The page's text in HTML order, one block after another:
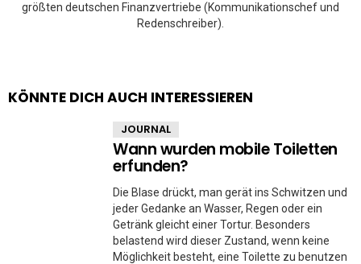
größten deutschen Finanzvertriebe (Kommunikationschef und
Redenschreiber).
KÖNNTE DICH AUCH INTERESSIEREN
JOURNAL
Wann wurden mobile Toiletten
erfunden?
Die Blase drückt, man gerät ins Schwitzen und
jeder Gedanke an Wasser, Regen oder ein
Getränk gleicht einer Tortur. Besonders
belastend wird dieser Zustand, wenn keine
Möglichkeit besteht, eine Toilette zu benutzen